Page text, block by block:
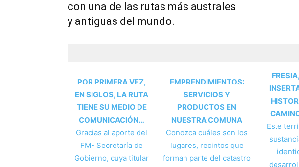
con una de las rutas más australes
y antiguas del mundo.
POR PRIMERA VEZ,
EN SIGLOS, LA RUTA
TIENE SU MEDIO DE
COMUNICACIÓN…
Gracias al aporte del
FM- Secretaría de
Gobierno, cuya titular
EMPRENDIMIENTOS:
SERVICIOS Y
PRODUCTOS EN
NUESTRA COMUNA
Conozca cuáles son los
lugares, recintos que
forman parte del catastro
Este